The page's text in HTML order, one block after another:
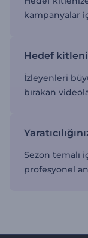
kampanyalar
Hedef
İzleyenleri
bırakan
Sezon temalı
profesyonel